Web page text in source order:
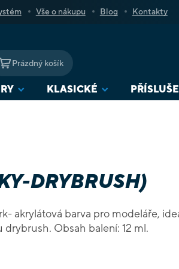
Vše o nákupu Blog Kontakty
NÁKUPNÍ
KOŠÍK
Prázdný košík
KLASICKÉ
DRYBRUSH)
akrylátová barva pro modeláře,
malování figurek metodou drybrush. Obsah balení: 12 ml.